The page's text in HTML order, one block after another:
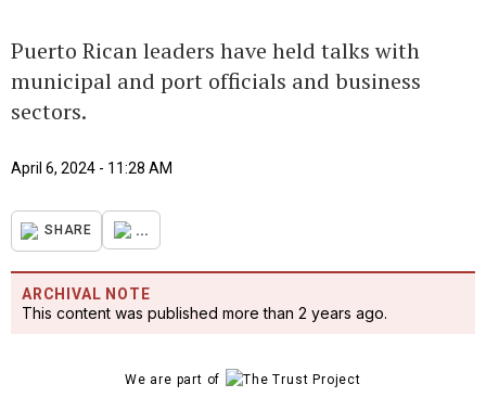
Puerto Rican leaders have held talks with
municipal and port officials and business
sectors.
April 6, 2024 - 11:28 AM
SHARE ...
ARCHIVAL NOTE
This content was published more than 2 years ago.
We are part of